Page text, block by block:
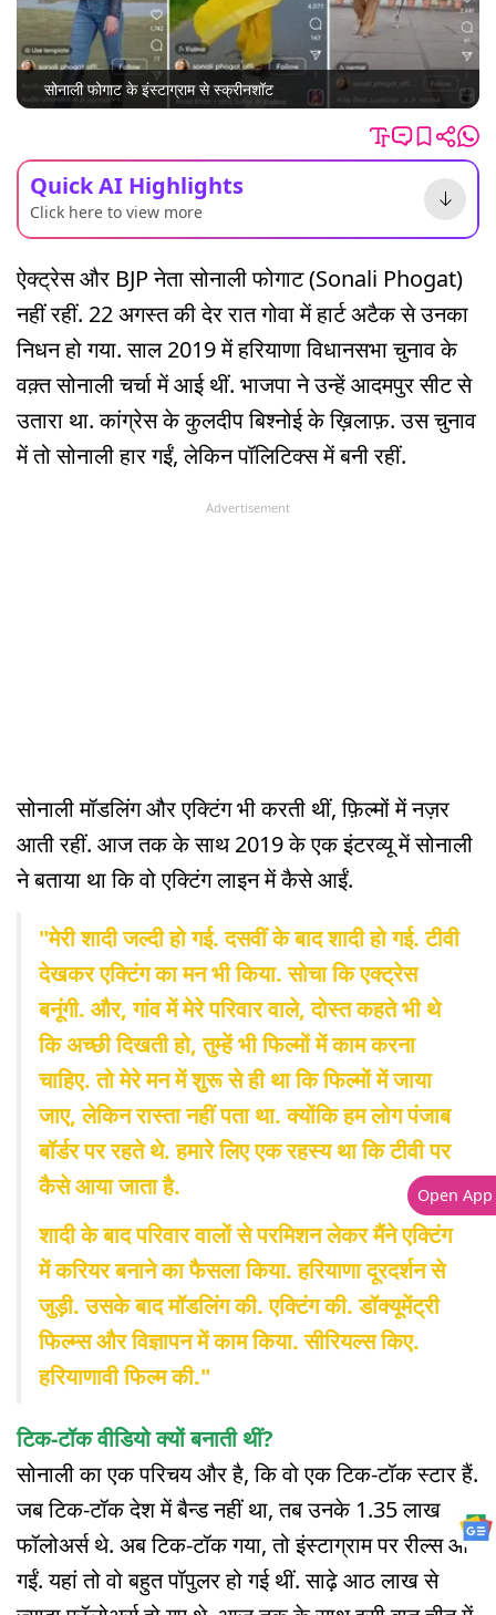
सोनाली फोगाट के इंस्टाग्राम से स्क्रीनशॉट
Quick AI Highlights
Click here to view more
ऐक्ट्रेस और BJP नेता सोनाली फोगाट (Sonali Phogat)
नहीं रहीं. 22 अगस्त की देर रात गोवा में हार्ट अटैक से उनका
निधन हो गया. साल 2019 में हरियाणा विधानसभा चुनाव के
वक़्त सोनाली चर्चा में आई थीं. भाजपा ने उन्हें आदमपुर सीट से
उतारा था. कांग्रेस के कुलदीप बिश्नोई के ख़िलाफ़. उस चुनाव
में तो सोनाली हार गईं, लेकिन पॉलिटिक्स में बनी रहीं.
Advertisement
सोनाली मॉडलिंग और एक्टिंग भी करती थीं, फ़िल्मों में नज़र
आती रहीं. आज तक के साथ 2019 के एक इंटरव्यू में सोनाली
ने बताया था कि वो एक्टिंग लाइन में कैसे आईं.
"मेरी शादी जल्दी हो गई. दसवीं के बाद शादी हो गई. टीवी
देखकर एक्टिंग का मन भी किया. सोचा कि एक्ट्रेस
बनूंगी. और, गांव में मेरे परिवार वाले, दोस्त कहते भी थे
कि अच्छी दिखती हो, तुम्हें भी फिल्मों में काम करना
चाहिए. तो मेरे मन में शुरू से ही था कि फिल्मों में जाया
जाए, लेकिन रास्ता नहीं पता था. क्योंकि हम लोग पंजाब
बॉर्डर पर रहते थे. हमारे लिए एक रहस्य था कि टीवी पर
कैसे आया जाता है.
शादी के बाद परिवार वालों से परमिशन लेकर मैंने एक्टिंग
में करियर बनाने का फैसला किया. हरियाणा दूरदर्शन से
जुड़ी. उसके बाद मॉडलिंग की. एक्टिंग की. डॉक्यूमेंट्री
फिल्म्स और विज्ञापन में काम किया. सीरियल्स किए.
हरियाणावी फिल्म की."
टिक-टॉक वीडियो क्यों बनाती थीं?
सोनाली का एक परिचय और है, कि वो एक टिक-टॉक स्टार हैं.
जब टिक-टॉक देश में बैन्ड नहीं था, तब उनके 1.35 लाख
फॉलोअर्स थे. अब टिक-टॉक गया, तो इंस्टाग्राम पर रील्स आ
गईं. यहां तो वो बहुत पॉपुलर हो गई थीं. साढ़े आठ लाख से
Open App